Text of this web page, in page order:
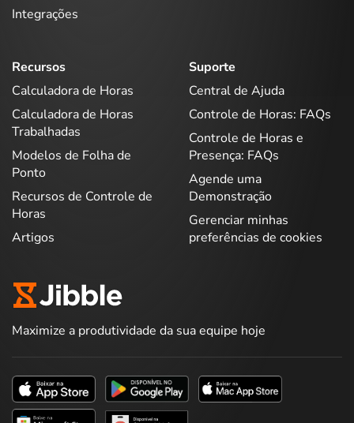
Integrações
Recursos
Calculadora de Horas
Calculadora de Horas
Trabalhadas
Modelos de Folha de
Ponto
Recursos de Controle de
Horas
Artigos
Suporte
Central de Ajuda
Controle de Horas: FAQs
Controle de Horas e
Presença: FAQs
Agende uma
Demonstração
Gerenciar minhas
preferências de cookies
Maximize a produtividade da sua equipe hoje